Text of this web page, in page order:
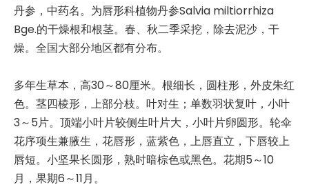
丹参，中药名。为唇形科植物丹参Salvia miltiorrhiza
Bge.的干燥根和根茎。春、秋二季采挖，除去泥沙，干
燥。全国大部分地区都有分布。
多年生草本，高30～80厘米。根细长，圆柱形，外皮朱红
色。茎四棱形，上部分枝。叶对生；单数羽状复叶，小叶
3～5片。顶端小叶片较侧生叶片大，小叶片卵圆形。轮伞
花序项生兼腋生，花唇形，蓝紫色，上唇直立，下唇较上
唇短。小坚果长圆形，熟时暗棕色或黑色。花期5～10
月，果期6～11月。